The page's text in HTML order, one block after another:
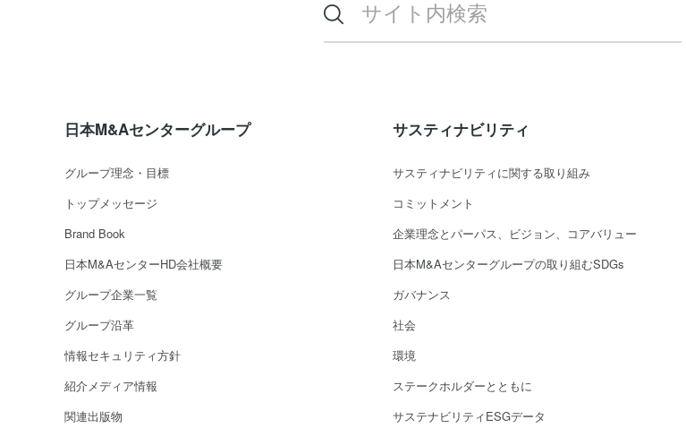
日本M&Aセンターグループ
グループ理念・目標
トップメッセージ
Brand Book
日本M&AセンターHD会社概要
グループ企業一覧
グループ沿革
情報セキュリティ方針
紹介メディア情報
関連出版物
サスティナビリティ
サスティナビリティに関する取り組み
コミットメント
企業理念とパーパス、ビジョン、コアバリュー
日本M&Aセンターグループの取り組むSDGs
ガバナンス
社会
環境
ステークホルダーとともに
サステナビリティESGデータ